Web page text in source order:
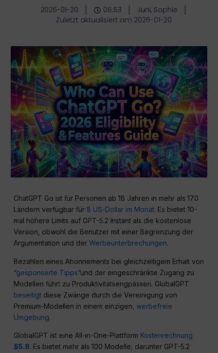
2026-01-20 06:53
Juni, Sophie
Zuletzt aktualisiert am 2026-01-20
ChatGPT Go ist für Personen ab 18 Jahren in mehr als 170
Ländern verfügbar für 8 US-Dollar im Monat. Es bietet 10-
mal höhere Limits auf GPT-5.2 Instant als die kostenlose
Version, obwohl die Benutzer mit einer Begrenzung der
Argumentation und derWerbeunterbrechungen.
Bezahlen eines Abonnements bei gleichzeitigem Erhalt von
“gesponserte Tipps”und der eingeschränkte Zugang zu
Modellen führt zu Produktivitätsengpässen. GlobalGPT
beseitigt diese Zwänge durch die Vereinigung von
Premium-Modellen in einem einzigen, werbefreie
Umgebung.
GlobalGPT ist eine All-in-One-Plattform Kostenrechnung
$5.8. Es bietet mehr als 100 Modelle, darunter GPT-5.2